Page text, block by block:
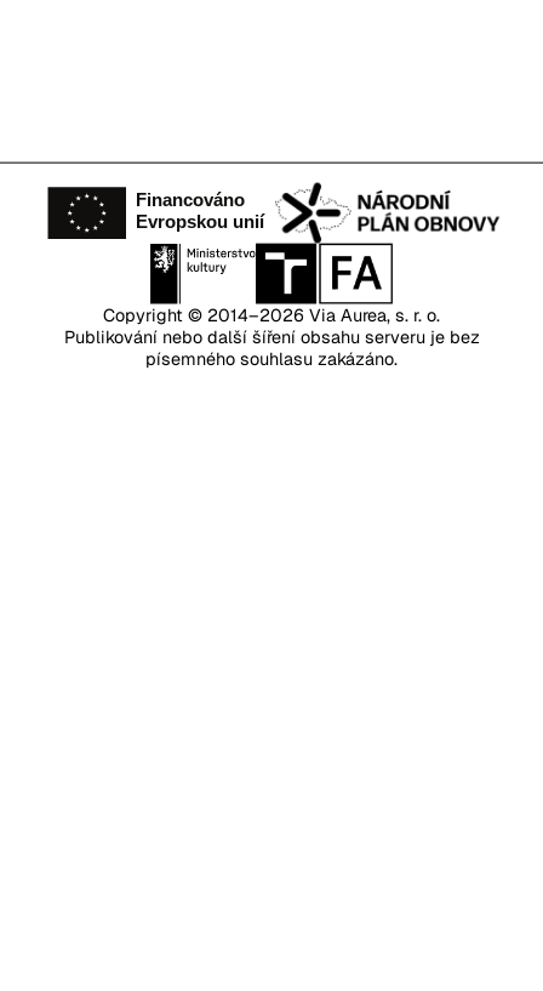
Copyright © 2014–2026 Via Aurea, s. r. o.
Publikování nebo další šíření obsahu serveru je bez
písemného souhlasu zakázáno.